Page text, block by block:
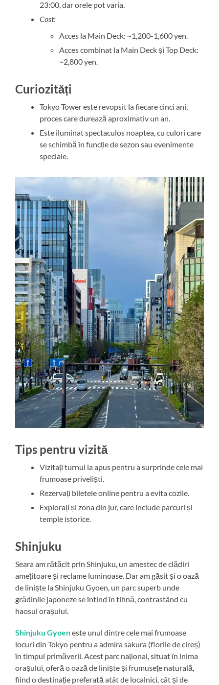
23:00, dar orele pot varia.
Cost:
Acces la Main Deck: ~1,200-1,600 yen.
Acces combinat la Main Deck și Top Deck:
~2,800 yen.
Curiozități
Tokyo Tower este revopsit la fiecare cinci ani,
proces care durează aproximativ un an.
Este iluminat spectaculos noaptea, cu culori care
se schimbă în funcție de sezon sau evenimente
speciale.
Tips pentru vizită
Vizitați turnul la apus pentru a surprinde cele mai
frumoase priveliști.
Rezervați biletele online pentru a evita cozile.
Explorați și zona din jur, care include parcuri și
temple istorice.
Shinjuku
Seara am rătăcit prin Shinjuku, un amestec de clădiri
amețitoare și reclame luminoase. Dar am găsit și o oază
de liniște la Shinjuku Gyoen, un parc superb unde
grădinile japoneze se întind în tihnă, contrastând cu
haosul orașului.
Shinjuku Gyoeneste unul dintre cele mai frumoase
locuri din Tokyo pentru a admira sakura (florile de cireș)
în timpul primăverii. Acest parc național, situat în inima
orașului, oferă o oază de liniște și frumusețe naturală,
fiind o destinație preferată atât de localnici, cât și de